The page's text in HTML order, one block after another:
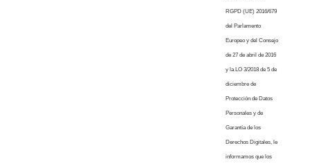
RGPD (UE) 2016/679
del Parlamento
Europeo y del Consejo
de 27 de abril de 2016
y la LO 3/2018 de 5 de
diciembre de
Protección de Datos
Personales y de
Garantía de los
Derechos Digitales, le
informamos que los